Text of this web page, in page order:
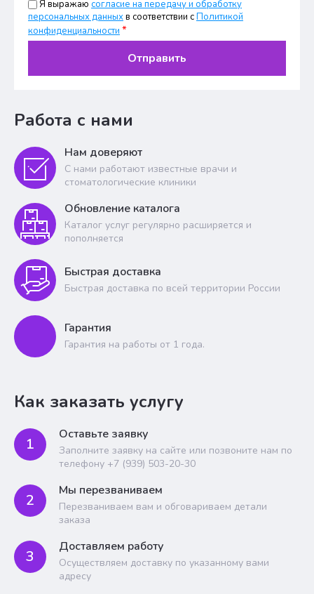
Я выражаю согласие на передачу и обработку
персональных данныхв соответствии сПолитикой
конфиденциальности *
Отправить
Работа с нами
Нам доверяют
С нами работают известные врачи и
стоматологические клиники
Обновление каталога
Каталог услуг регулярно расширяется и
пополняется
Быстрая доставка
Быстрая доставка по всей территории России
Гарантия
Гарантия на работы от 1 года.
Как заказать услугу
1
Оставьте заявку
Заполните заявку на сайте или позвоните нам по
телефону +7 (939) 503-20-30
2
Мы перезваниваем
Перезваниваем вам и обговариваем детали
заказа
3
Доставляем работу
Осуществляем доставку по указанному вами
адресу